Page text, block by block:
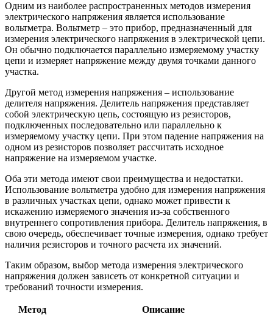
Одним из наиболее распространенных методов измерения
электрического напряжения является использование
вольтметра. Вольтметр – это прибор, предназначенный для
измерения электрического напряжения в электрической цепи.
Он обычно подключается параллельно измеряемому участку
цепи и измеряет напряжение между двумя точками данного
участка.
Другой метод измерения напряжения – использование
делителя напряжения. Делитель напряжения представляет
собой электрическую цепь, состоящую из резисторов,
подключенных последовательно или параллельно к
измеряемому участку цепи. При этом падение напряжения на
одном из резисторов позволяет рассчитать исходное
напряжение на измеряемом участке.
Оба эти метода имеют свои преимущества и недостатки.
Использование вольтметра удобно для измерения напряжения
в различных участках цепи, однако может привести к
искажению измеряемого значения из-за собственного
внутреннего сопротивления прибора. Делитель напряжения, в
свою очередь, обеспечивает точные измерения, однако требует
наличия резисторов и точного расчета их значений.
Таким образом, выбор метода измерения электрического
напряжения должен зависеть от конкретной ситуации и
требований точности измерения.
Метод
Описание